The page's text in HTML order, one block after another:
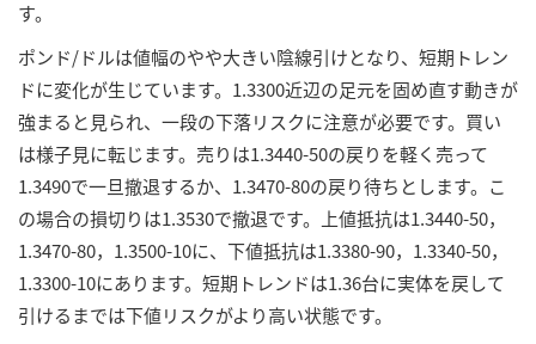
す。
ポンド/ドルは値幅のやや大きい陰線引けとなり、短期トレン
ドに変化が生じています。1.3300近辺の足元を固め直す動きが
強まると見られ、一段の下落リスクに注意が必要です。買い
は様子見に転じます。売りは1.3440-50の戻りを軽く売って
1.3490で一旦撤退するか、1.3470-80の戻り待ちとします。こ
の場合の損切りは1.3530で撤退です。上値抵抗は1.3440-50，
1.3470-80，1.3500-10に、下値抵抗は1.3380-90，1.3340-50，
1.3300-10にあります。短期トレンドは1.36台に実体を戻して
引けるまでは下値リスクがより高い状態です。